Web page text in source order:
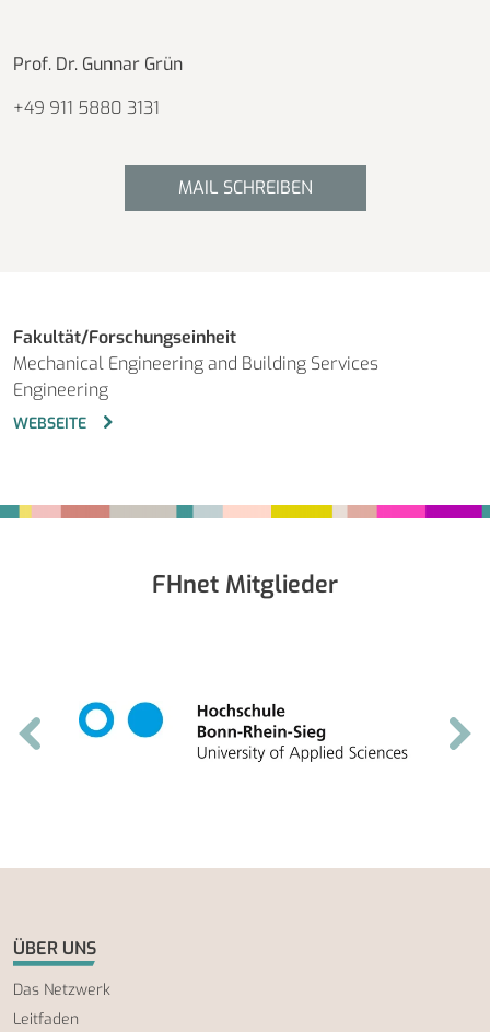
Prof. Dr. Gunnar Grün
+49 911 5880 3131
MAIL SCHREIBEN
Fakultät/Forschungseinheit
Mechanical Engineering and Building Services
Engineering
WEBSEITE
Fußbereich
FHnet Mitglieder
ÜBER UNS
Das Netzwerk
Leitfaden